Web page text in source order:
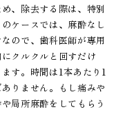
、除去する際は、特別
ケースでは、麻酔なし
ので、歯科医師が専用
クルクルと回すだけ
す。時間は1本あたり1
りません。もし痛みや
局所麻酔をしてもらう